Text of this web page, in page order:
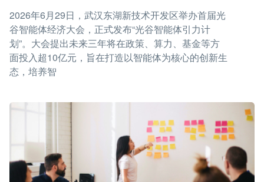
2026年6月29日，武汉东湖新技术开发区举办首届光
谷智能体经济大会，正式发布“光谷智能体引力计
划”。大会提出未来三年将在政策、算力、基金等方
面投入超10亿元，旨在打造以智能体为核心的创新生
态，培养智